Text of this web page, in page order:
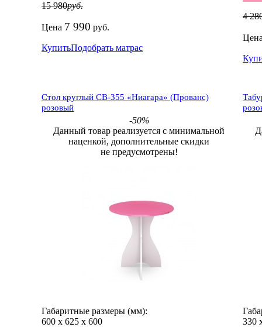
15 980руб.
Цена 7 990 руб.
КупитьПодобрать матрас
4
Стол круглый СВ-355 «Ниагара» (Прованс)
розовый
-50%
Данный товар реализуется с минимальной
наценкой, дополнительные скидки
не предусмотрены!
Габаритные размеры (мм):
600 х 625 х 600
330